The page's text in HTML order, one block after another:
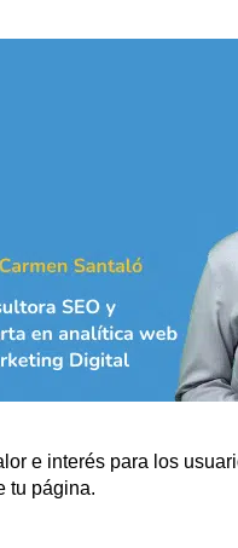
e interés para los
tu página.